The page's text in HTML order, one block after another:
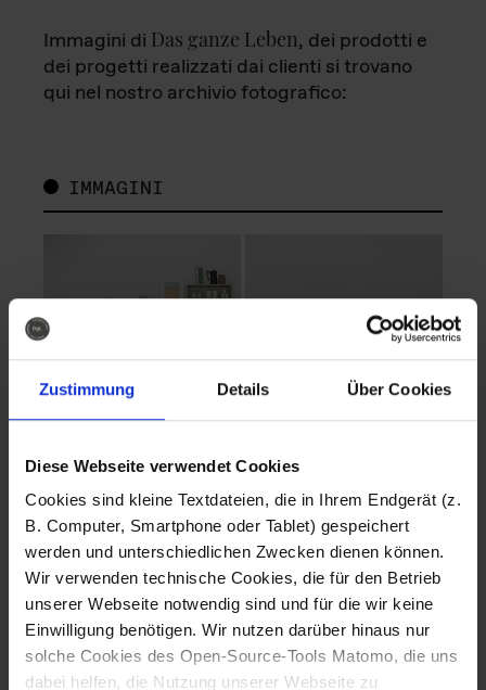
Zustimmung Details Über Cookies
Diese Webseite verwendet Cookies
Cookies sind kleine Textdateien, die in Ihrem Endgerät (z.
B. Computer, Smartphone oder Tablet) gespeichert
werden und unterschiedlichen Zwecken dienen können.
Wir verwenden technische Cookies, die für den Betrieb
unserer Webseite notwendig sind und für die wir keine
Einwilligung benötigen. Wir nutzen darüber hinaus nur
solche Cookies des Open-Source-Tools Matomo, die uns
dabei helfen, die Nutzung unserer Webseite zu
Immagini di Das ganze Leben, dei prodotti e
dei progetti realizzati dai clienti si trovano
qui nel nostro archivio fotografico:
IMMAGINI
Fotografo: Lorenz
Sternbach
Download
Fotografo: Lorenz
Sternbach
Download